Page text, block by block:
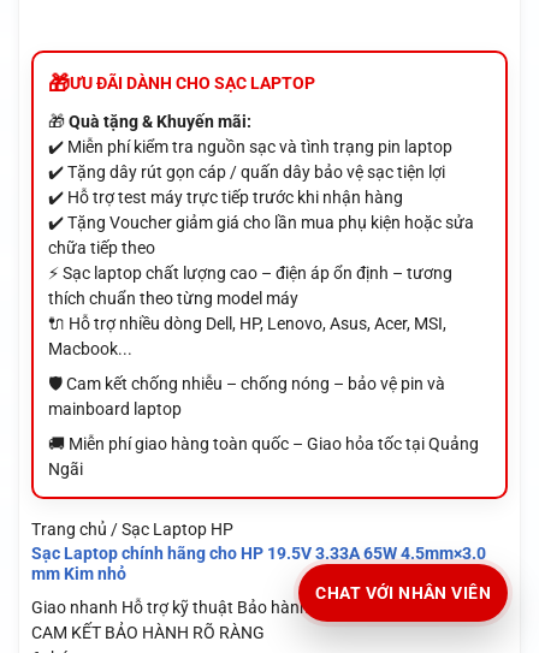
ƯU ĐÃI DÀNH CHO SẠC LAPTOP
🎁Quà tặng & Khuyến mãi:
✔️ Miễn phí kiểm tra nguồn sạc và tình trạng pin laptop
✔️ Tặng dây rút gọn cáp / quấn dây bảo vệ sạc tiện lợi
✔️ Hỗ trợ test máy trực tiếp trước khi nhận hàng
✔️ Tặng Voucher giảm giá cho lần mua phụ kiện hoặc sửa
chữa tiếp theo
⚡ Sạc laptop chất lượng cao – điện áp ổn định – tương
thích chuẩn theo từng model máy
🔌 Hỗ trợ nhiều dòng Dell, HP, Lenovo, Asus, Acer, MSI,
Macbook...
🛡️ Cam kết chống nhiễu – chống nóng – bảo vệ pin và
mainboard laptop
🚚 Miễn phí giao hàng toàn quốc – Giao hỏa tốc tại Quảng
Ngãi
Trang chủ / Sạc Laptop HP
Sạc Laptop chính hãng cho HP 19.5V 3.33A 65W 4.5mm×3.0
mm Kim nhỏ
Giao nhanh Hỗ trợ kỹ thuật Bảo hành rõ ràng
CAM KẾT BẢO HÀNH RÕ RÀNG
CHAT VỚI NHÂN VIÊN